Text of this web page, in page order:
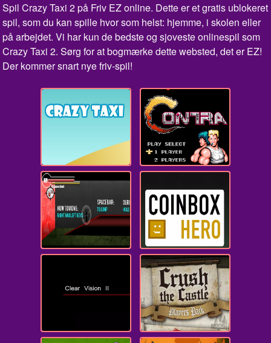
Spil Crazy Taxi 2 på Friv EZ online. Dette er et gratis ublokeret
spil, som du kan spille hvor som helst: hjemme, i skolen eller
på arbejdet. Vi har kun de bedste og sjoveste onlinespil som
Crazy Taxi 2. Sørg for at bogmærke dette websted, det er EZ!
Der kommer snart nye friv-spil!